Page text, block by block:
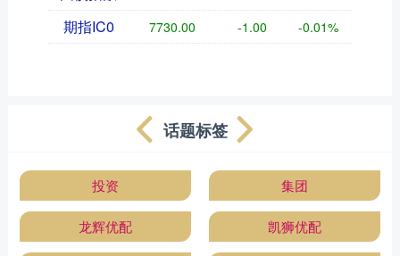
期指IC0 7730.00 -1.00 -0.01%
话题标签
投资 集团
龙辉优配 凯狮优配